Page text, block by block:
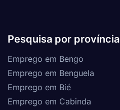
Pesquisa por província
Emprego em Bengo
Emprego em Benguela
Emprego em Bié
Emprego em Cabinda